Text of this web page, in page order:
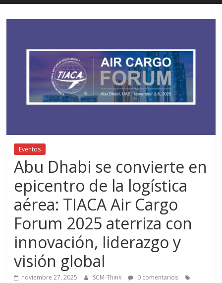
Eventos
Abu Dhabi se convierte en
epicentro de la logística
aérea: TIACA Air Cargo
Forum 2025 aterriza con
innovación, liderazgo y
visión global
noviembre 27, 2025 SCM-Think
0 comentarios